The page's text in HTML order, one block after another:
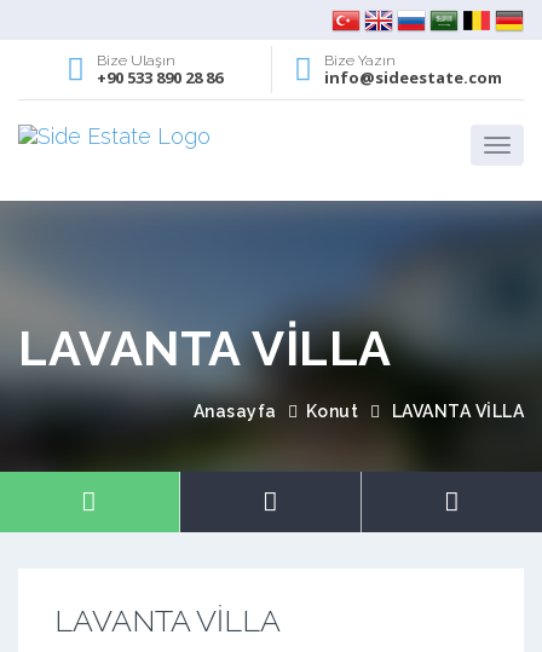
Bize Ulaşın
+90 533 890 28 86
Bize Yazın
info@sideestate.com
LAVANTA VİLLA
Anasayfa Konut LAVANTA VİLLA
LAVANTA VİLLA